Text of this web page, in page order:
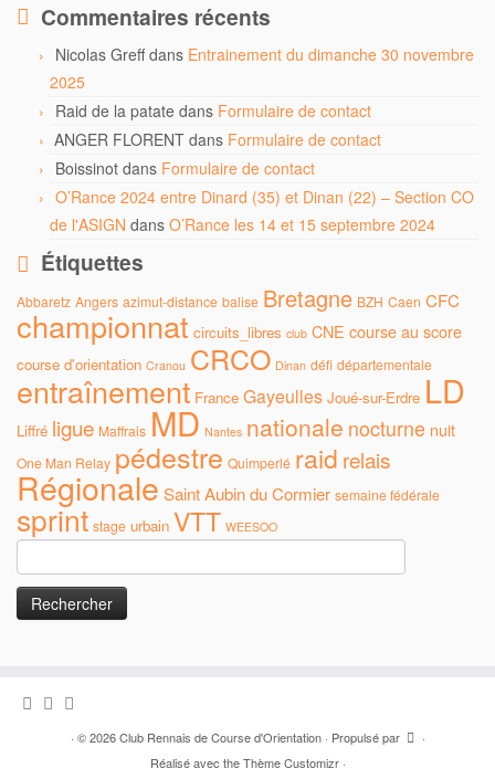
Commentaires récents
Nicolas Greffdans Entrainement du dimanche 30 novembre
2025
Raid de la patate dans Formulaire de contact
ANGER FLORENT dans Formulaire de contact
Boissinot dans Formulaire de contact
O’Rance 2024 entre Dinard (35) et Dinan (22) – Section CO
de l'ASIGN dans O’Rance les 14 et 15 septembre 2024
Étiquettes
Abbaretz Angers azimut-distance balise Bretagne BZH Caen CFC
championnat circuits_libres club CNE course au score
course d'orientation Cranou CRCO Dinan défi départementale
entraînement France Gayeulles Joué-sur-Erdre LD
Liffré ligue Maffrais MD Nantes nationale nocturne nuit
One Man Relay pédestre Quimperlé raid relais
Régionale Saint Aubin du Cormier semaine fédérale
sprint stage urbain VTT WEESOO
· © 2026 Club Rennais de Course d'Orientation· Propulsé par
·
Réalisé avec theThème Customizr·